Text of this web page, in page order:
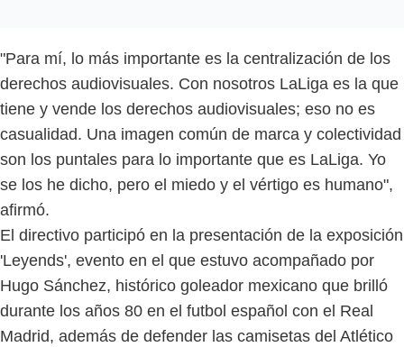
"Para mí, lo más importante es la centralización de los
derechos audiovisuales. Con nosotros LaLiga es la que
tiene y vende los derechos audiovisuales; eso no es
casualidad. Una imagen común de marca y colectividad
son los puntales para lo importante que es LaLiga. Yo
se los he dicho, pero el miedo y el vértigo es humano",
afirmó.
El directivo participó en la presentación de la exposición
'Leyends', evento en el que estuvo acompañado por
Hugo Sánchez, histórico goleador mexicano que brilló
durante los años 80 en el futbol español con el Real
Madrid, además de defender las camisetas del Atlético